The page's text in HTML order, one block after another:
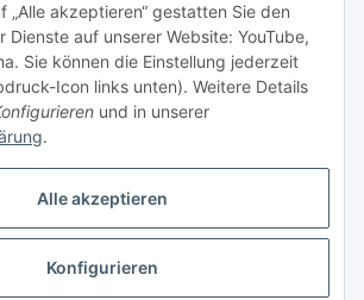
„Alle akzeptieren“ gestatten Sie den
Dienste auf unserer Website: YouTube,
Sie können die Einstellung jederzeit
Icon links unten). Weitere Details
und in unserer
.
Alle akzeptieren
Konfigurieren